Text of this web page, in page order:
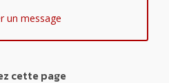
un message
cette page